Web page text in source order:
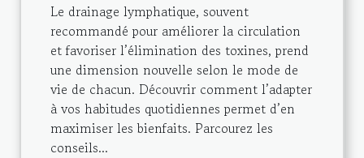
Le drainage lymphatique, souvent
recommandé pour améliorer la circulation
et favoriser l’élimination des toxines, prend
une dimension nouvelle selon le mode de
vie de chacun. Découvrir comment l’adapter
à vos habitudes quotidiennes permet d’en
maximiser les bienfaits. Parcourez les
conseils...